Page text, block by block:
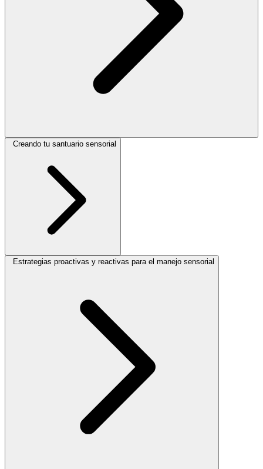
Creando tu santuario sensorial
Estrategias proactivas y reactivas para el manejo sensorial